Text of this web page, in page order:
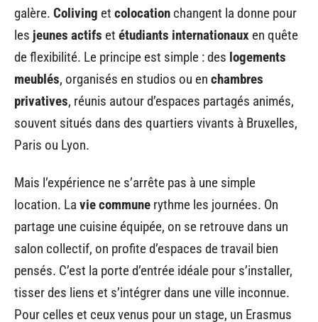
galère. Coliving et colocation changent la donne pour
les jeunes actifs et étudiants internationaux en quête
de flexibilité. Le principe est simple : des logements
meublés, organisés en studios ou en chambres
privatives, réunis autour d’espaces partagés animés,
souvent situés dans des quartiers vivants à Bruxelles,
Paris ou Lyon.
Mais l’expérience ne s’arrête pas à une simple
location. La vie commune rythme les journées. On
partage une cuisine équipée, on se retrouve dans un
salon collectif, on profite d’espaces de travail bien
pensés. C’est la porte d’entrée idéale pour s’installer,
tisser des liens et s’intégrer dans une ville inconnue.
Pour celles et ceux venus pour un stage, un Erasmus